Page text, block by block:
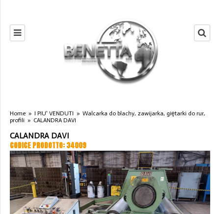
Home » I PIU' VENDUTI » Walcarka do blachy, zawijarka, giętarki do rur,
profili » CALANDRA DAVI
CALANDRA DAVI
CODICE PRODOTTO: 34009